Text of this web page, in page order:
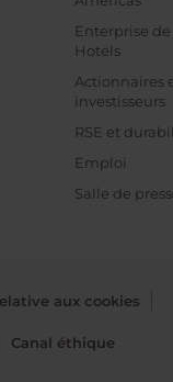
Enterprise de
Hotels
Actionnaires
investisseurs
RSE et
Emploi
Salle de
aux cookies
Canal éthique